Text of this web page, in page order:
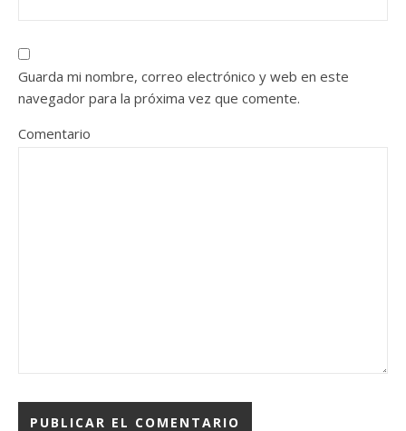
Guarda mi nombre, correo electrónico y web en este
navegador para la próxima vez que comente.
Comentario